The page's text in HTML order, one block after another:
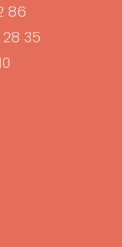
86
35